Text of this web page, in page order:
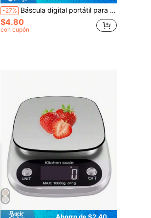
-27% Báscula digital portátil para equipaje, báscula colgante de alta precisión de 10g-50kg con pantalla LCD retroiluminada, Body de ABS y correa de nylon, conversión de 4 unidades, función de tara, para pesar maletas de viaje, regalo del Día de la Madre
$4.80
con cupón